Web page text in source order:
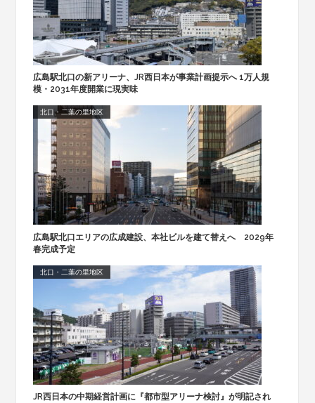
広島駅北口の新アリーナ、JR西日本が事業計画提示へ 1万人規
模・2031年度開業に現実味
北口・二葉の里地区
広島駅北口エリアの広成建設、本社ビルを建て替えへ 2029年
春完成予定
北口・二葉の里地区
JR西日本の中期経営計画に『都市型アリーナ検討』が明記され